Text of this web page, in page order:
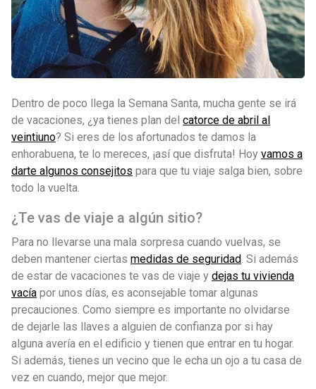
Dentro de poco llega la Semana Santa, mucha gente se irá
de vacaciones, ¿ya tienes plan del catorce de abril al
veintiuno? Si eres de los afortunados te damos la
enhorabuena, te lo mereces, ¡así que disfruta! Hoy vamos a
darte algunos consejitos para que tu viaje salga bien, sobre
todo la vuelta.
¿Te vas de viaje a algún sitio?
Para no llevarse una mala sorpresa cuando vuelvas, se
deben mantener ciertas medidas de seguridad. Si además
de estar de vacaciones te vas de viaje y dejas tu vivienda
vacía por unos días, es aconsejable tomar algunas
precauciones. Como siempre es importante no olvidarse
de dejarle las llaves a alguien de confianza por si hay
alguna avería en el edificio y tienen que entrar en tu hogar.
Si además, tienes un vecino que le echa un ojo a tu casa de
vez en cuando, mejor que mejor.